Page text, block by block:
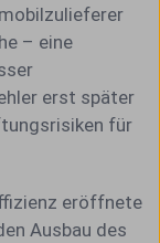
– eine
erst später
für
eröffnete
Ausbau des